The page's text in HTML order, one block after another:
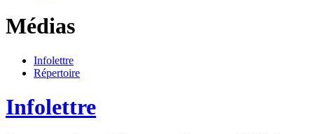
Médias
Infolettre
Répertoire
Infolettre